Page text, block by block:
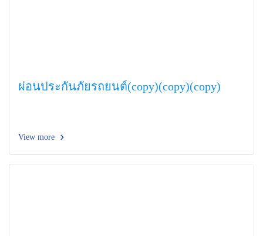
ผ่อนประกันภัยรถยนต์(copy)(copy)(copy)
View more